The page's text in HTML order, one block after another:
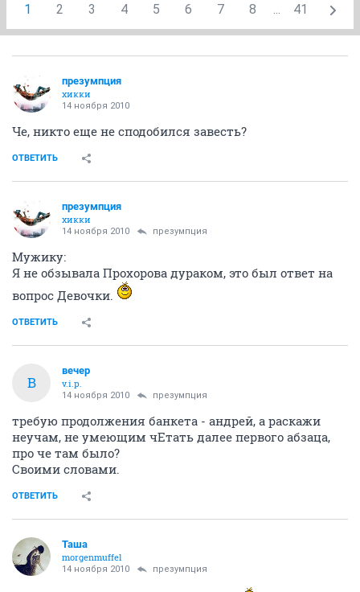
1 2 3 4 5 6 7 8 ... 41
презумпция
хикки
14 ноября 2010
Че, никто еще не сподобился завесть?
ОТВЕТИТЬ
презумпция
хикки
14 ноября 2010 презумпция
Мужику:
Я не обзывала Прохорова дураком, это был ответ на
вопрос Девочки.
ОТВЕТИТЬ
В
вечер
v.i.p.
14 ноября 2010 презумпция
требую продолжения банкета - андрей, а раскажи
неучам, не умеющим чЕтать далее первого абзаца,
про че там было?
Своими словами.
ОТВЕТИТЬ
Таша
morgenmuffel
14 ноября 2010 презумпция